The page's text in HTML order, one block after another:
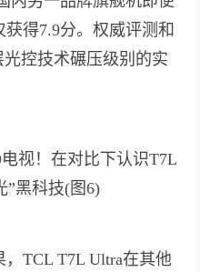
得7.9分。权威评测和
控技术碾压级别的实
TCL T7L Ultra在其他